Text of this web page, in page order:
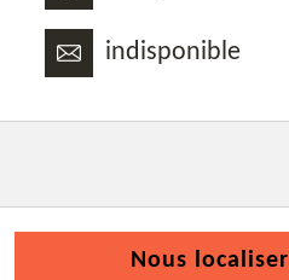
indisponible
Nous localiser